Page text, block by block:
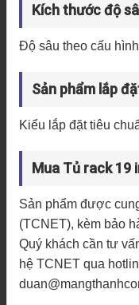
Kích thước độ
Độ sâu theo cấu
Sản phẩm lắp
Kiểu lắp đặt tiêu
Mua Tủ rack 19
Sản phẩm được
(TCNET), kèm bảo
Quý khách cần tư
hệ TCNET qua